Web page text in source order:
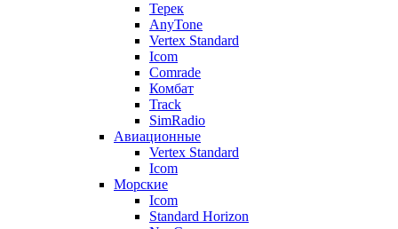
Терек
AnyTone
Vertex Standard
Icom
Comrade
Комбат
Track
SimRadio
Авиационные
Vertex Standard
Icom
Морские
Icom
Standard Horizon